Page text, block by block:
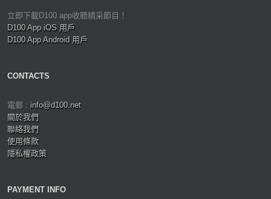
立即下載D100 app收聽精采節目！
D100 App iOS 用戶
D100 App Android 用戶
CONTACTS
電郵 : info@d100.net
關於我們
聯絡我們
使用條款
隱私權政策
PAYMENT INFO